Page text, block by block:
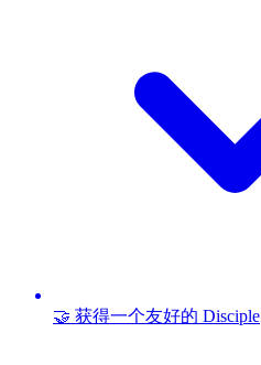
🤝 获得一个友好的 Disciple